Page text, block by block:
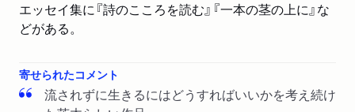
エッセイ集に『詩のこころを読む』『一本の茎の上に』な
どがある。
寄せられたコメント
流されずに生きるにはどうすればいいかを考え続け